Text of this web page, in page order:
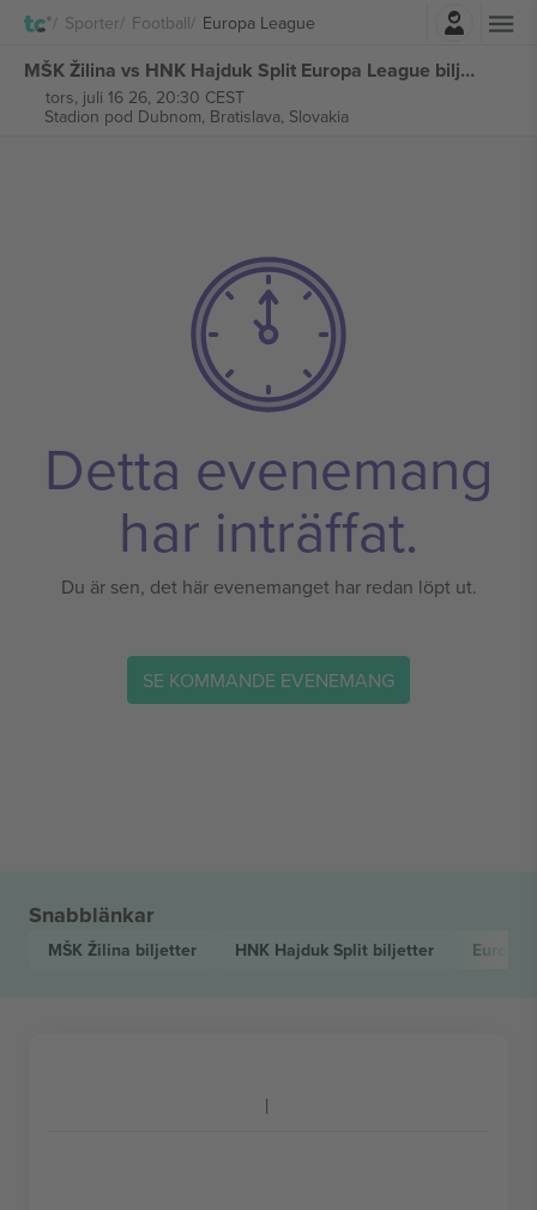
Sporter Football Europa LeagueLogga in
MŠK Žilina vs HNK Hajduk Split Europa League biljetter
tors, juli 16 26, 20:30 CEST
Stadion pod Dubnom, Bratislava, Slovakia
Detta evenemang
har inträffat.
Du är sen, det här evenemanget har redan löpt ut.
SE KOMMANDE EVENEMANG
Snabblänkar
MŠK Žilina biljetter HNK Hajduk Split biljetter Europa